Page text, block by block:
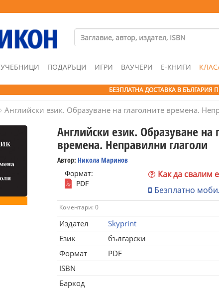
УЧЕБНИЦИ ПОДАРЪЦИ ИГРИ ВАУЧЕРИ Е-КНИГИ
БЕЗПЛАТНА ДОСТАВКА В БЪЛГАРИЯ
Английски език. Образуване на глаголните времена.
Английски език. Образуване на
времена. Неправилни глаголи
Автор: Никола Маринов
Формат:
PDF
Как да свалим
Безплатно
Коментари: 0
Издател
Skyprint
Език
български
Формат
PDF
ISBN
Баркод